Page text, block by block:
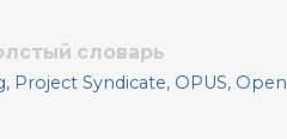
словарь
, Project Syndicate, OPUS,